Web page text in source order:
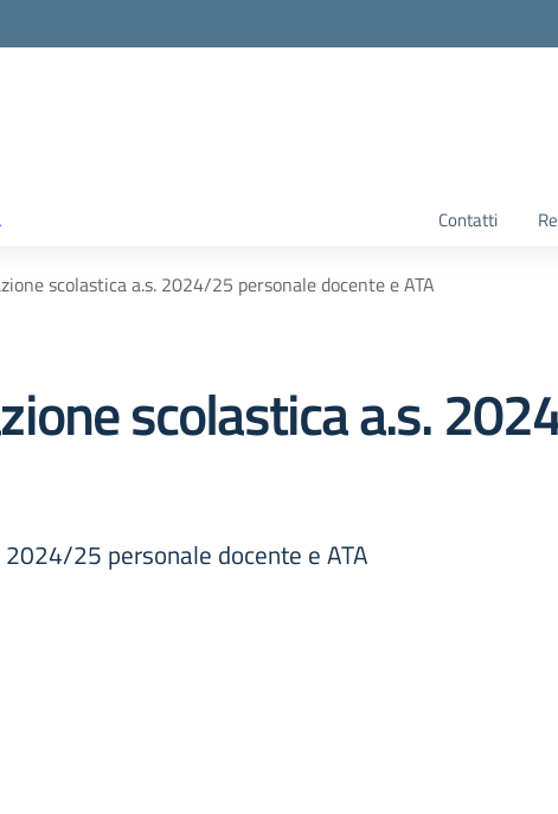
Contatti
scolastica a.s. 2024/25 personale docente e ATA
scolastica a.s.
25 personale docente e ATA